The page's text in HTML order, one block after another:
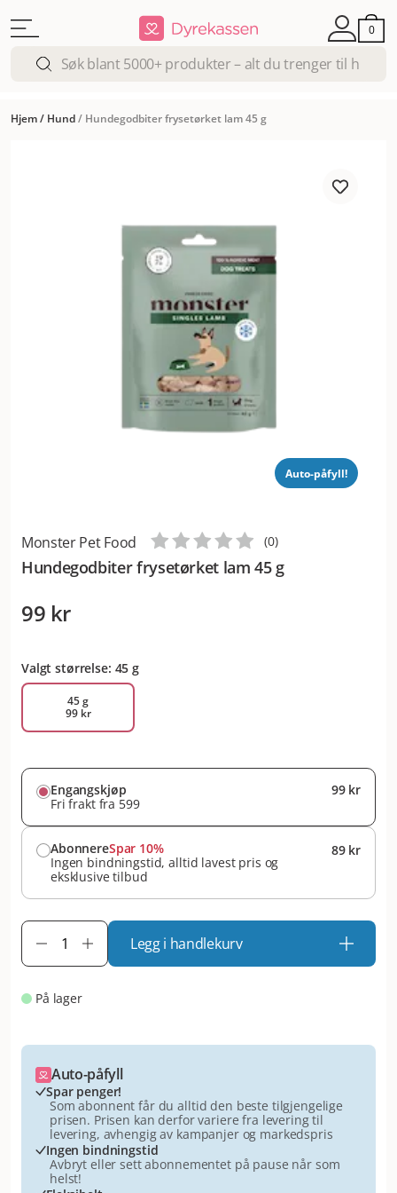
0
Hjem/ Hund/ Hundegodbiter frysetørket lam 45 g
Auto-påfyll!
Monster Pet Food
Hundegodbiter frysetørket lam 45 g
(0)
99 kr
Valgt størrelse: 45 g
45 g
99 kr
Engangskjøp
Fri frakt fra 599
99 kr
AbonnereSpar 10%
Ingen bindningstid, alltid lavest pris og
eksklusive tilbud
89 kr
Legg i handlekurv
På lager
Auto-påfyll
Spar penger!
Som abonnent får du alltid den beste tilgjengelige
prisen. Prisen kan derfor variere fra levering til
levering, avhengig av kampanjer og markedspris
Ingen bindningstid
Avbryt eller sett abonnementet på pause når som
helst!